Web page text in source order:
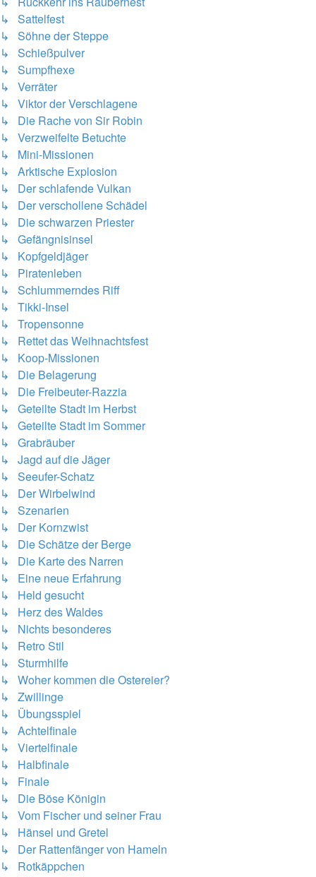
↳ Sattelfest
↳ Söhne der Steppe
↳ Schießpulver
↳ Sumpfhexe
↳ Verräter
↳ Viktor der Verschlagene
↳ Die Rache von Sir Robin
↳ Verzweifelte Betuchte
↳ Mini-Missionen
↳ Arktische Explosion
↳ Der schlafende Vulkan
↳ Der verschollene Schädel
↳ Die schwarzen Priester
↳ Gefängnisinsel
↳ Kopfgeldjäger
↳ Piratenleben
↳ Schlummerndes Riff
↳ Tikki-Insel
↳ Tropensonne
↳ Rettet das Weihnachtsfest
↳ Koop-Missionen
↳ Die Belagerung
↳ Die Freibeuter-Razzia
↳ Geteilte Stadt im Herbst
↳ Geteilte Stadt im Sommer
↳ Grabräuber
↳ Jagd auf die Jäger
↳ Seeufer-Schatz
↳ Der Wirbelwind
↳ Szenarien
↳ Der Kornzwist
↳ Die Schätze der Berge
↳ Die Karte des Narren
↳ Eine neue Erfahrung
↳ Held gesucht
↳ Herz des Waldes
↳ Nichts besonderes
↳ Retro Stil
↳ Sturmhilfe
↳ Woher kommen die Ostereier?
↳ Zwillinge
↳ Übungsspiel
↳ Achtelfinale
↳ Viertelfinale
↳ Halbfinale
↳ Finale
↳ Die Böse Königin
↳ Vom Fischer und seiner Frau
↳ Hänsel und Gretel
↳ Der Rattenfänger von Hameln
↳ Rotkäppchen